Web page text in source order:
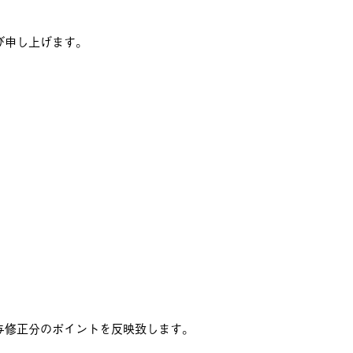
し上げます。
正分のポイントを反映致します。